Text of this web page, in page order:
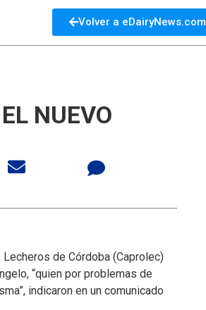
Volver a eDairyNews.com
NUEVO
de Córdoba (Caprolec)
“quien por problemas de
indicaron en un comunicado